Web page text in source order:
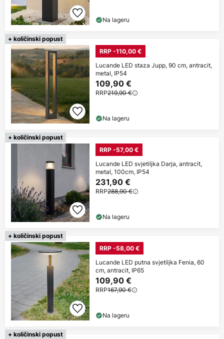
Na lageru
+ količinski popust
RRP -110,00 €
Lucande LED staza Jupp, 90 cm, antracit,
metal, IP54
109,90 €
RRP219,90 €
Na lageru
+ količinski popust
RRP -57,00 €
Lucande LED svjetiljka Darja, antracit,
metal, 100cm, IP54
231,90 €
RRP288,90 €
Na lageru
+ količinski popust
RRP -58,00 €
Lucande LED putna svjetiljka Fenia, 60
cm, antracit, IP65
109,90 €
RRP167,90 €
Na lageru
+ količinski popust